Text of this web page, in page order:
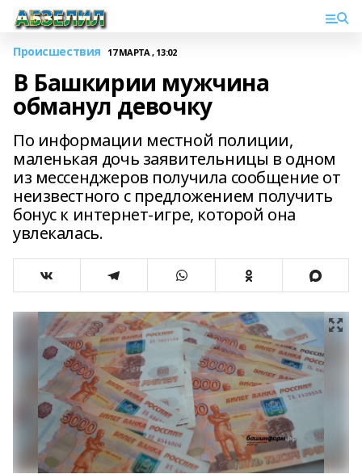
Происшествия 17 МАРТА , 13:02
В Башкирии мужчина
обманул девочку
По информации местной полиции,
маленькая дочь заявительницы в одном
из мессенджеров получила сообщение от
неизвестного с предложением получить
бонус к интернет-игре, которой она
увлекалась.